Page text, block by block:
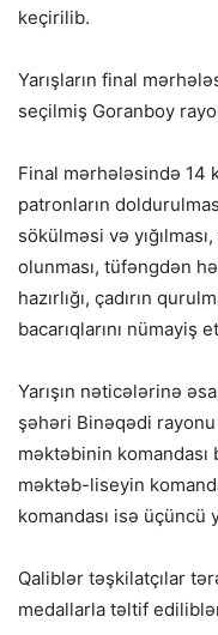
keçirilib.
Yarışların final
seçilmiş Goranboy
Final mərhələsində 14
patronların
sökülməsi və
olunması, tüfəngdən
hazırlığı, çadırın
bacarıqlarını nümayiş
Yarışın nəticələrinə
şəhəri Binəqədi
məktəbinin
məktəb-liseyin
komandası isə üçüncü
Qaliblər təşkilatçılar
medallarla təltif